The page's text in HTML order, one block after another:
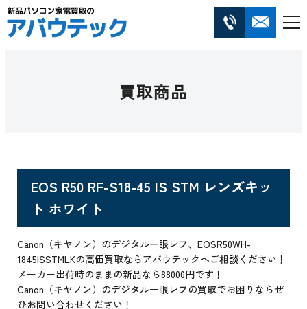
買取商品
EOS R50 RF-S18-45 IS STM レンズキッ
ト ホワイト
Canon（キヤノン）のデジタル一眼レフ、EOSR50WH-
1845ISSTMLKの高価買取ならアバウテックへご相談ください！
メーカー出荷時のままの新品なら88000円です！
Canon（キヤノン）のデジタル一眼レフの買取でお困りならぜ
ひお問い合わせください！